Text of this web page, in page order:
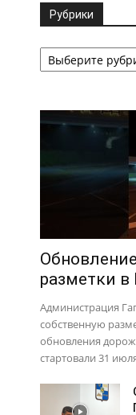
Рубрики
Рубрики
разметки в
Администрация
собственную
обновления
стартовали 31